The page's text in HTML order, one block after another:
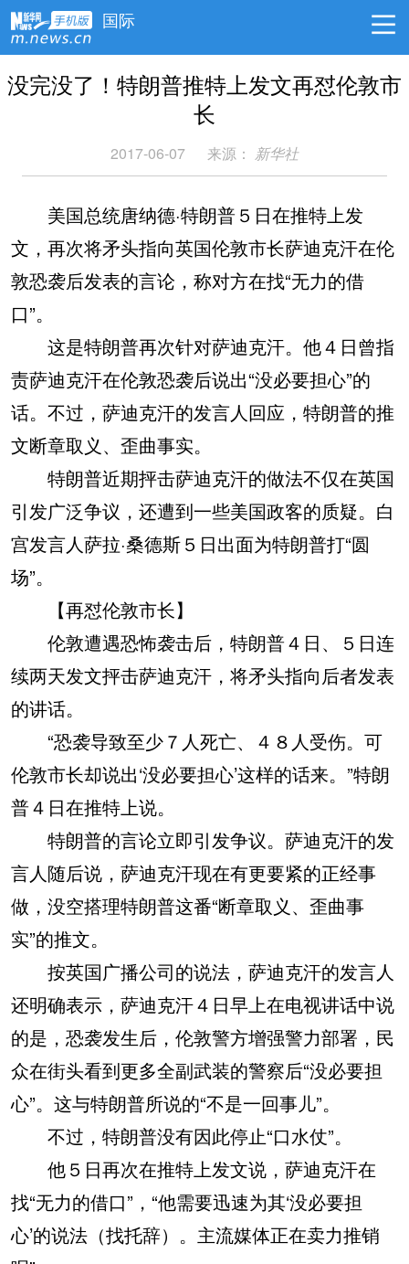
国际
没完没了！特朗普推特上发文再怼伦敦市
长
2017-06-07 来源： 新华社
美国总统唐纳德·特朗普５日在推特上发
文，再次将矛头指向英国伦敦市长萨迪克汗在伦
敦恐袭后发表的言论，称对方在找“无力的借
口”。
这是特朗普再次针对萨迪克汗。他４日曾指
责萨迪克汗在伦敦恐袭后说出“没必要担心”的
话。不过，萨迪克汗的发言人回应，特朗普的推
文断章取义、歪曲事实。
特朗普近期抨击萨迪克汗的做法不仅在英国
引发广泛争议，还遭到一些美国政客的质疑。白
宫发言人萨拉·桑德斯５日出面为特朗普打“圆
场”。
【再怼伦敦市长】
伦敦遭遇恐怖袭击后，特朗普４日、５日连
续两天发文抨击萨迪克汗，将矛头指向后者发表
的讲话。
“恐袭导致至少７人死亡、４８人受伤。可
伦敦市长却说出‘没必要担心’这样的话来。”特朗
普４日在推特上说。
特朗普的言论立即引发争议。萨迪克汗的发
言人随后说，萨迪克汗现在有更要紧的正经事
做，没空搭理特朗普这番“断章取义、歪曲事
实”的推文。
按英国广播公司的说法，萨迪克汗的发言人
还明确表示，萨迪克汗４日早上在电视讲话中说
的是，恐袭发生后，伦敦警方增强警力部署，民
众在街头看到更多全副武装的警察后“没必要担
心”。这与特朗普所说的“不是一回事儿”。
不过，特朗普没有因此停止“口水仗”。
他５日再次在推特上发文说，萨迪克汗在
找“无力的借口”，“他需要迅速为其‘没必要担
心’的说法（找托辞）。主流媒体正在卖力推销